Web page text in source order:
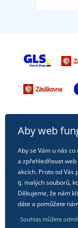
Aby web
Aby se Vám u nás
a zpřehledňovat
akcích. Proto od
tj. malých souborů,
Děkujeme, že nám
dáte a pomůžete
Souhlas můžete